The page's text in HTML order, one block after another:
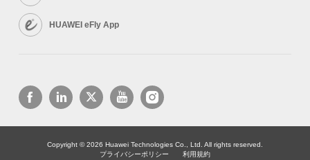
HUAWEI eFly App
Copyright © 2026 Huawei Technologies Co., Ltd. All rights reserved.
プライバシーポリシー
利用規約